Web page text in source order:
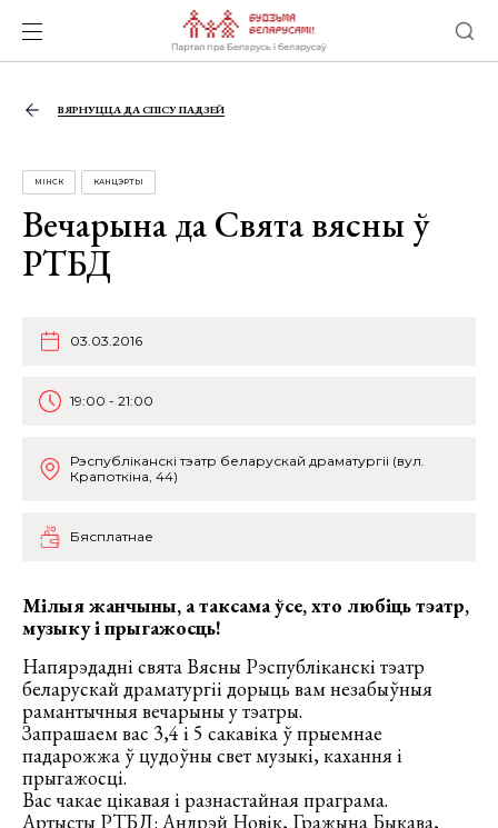
ВЯРНУЦЦА ДА СПІСУ ПАДЗЕЙ
МІНСК КАНЦЭРТЫ
Вечарына да Свята вясны ў
РТБД
03.03.2016
19:00 - 21:00
Рэспублiканскi тэатр беларускай драматургii (вул.
Крапоткіна, 44)
Бясплатнае
Мiлыя жанчыны, а таксама ўсе, хто любіць тэатр,
музыку і прыгажосць!
Напярэдадні свята Вясны Рэспублiканскi тэатр
беларускай драматургii дорыць вам незабыўныя
рамантычныя вечарыны у тэатры.
Запрашаем вас 3,4 і 5 сакавіка ў прыемнае
падарожжа ў цудоўны свет музыкі, кахання і
прыгажосці.
Вас чакае цікавая і разнастайная праграма.
Артысты РТБД: Андрэй Новік, Гражына Быкава,